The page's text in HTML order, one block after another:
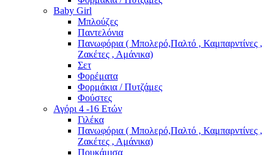
Baby Girl
Μπλούζες
Παντελόνια
Πανωφόρια ( Μπολερό,Παλτό , Καμπαρντίνες ,
Ζακέτες , Αμάνικα)
Σετ
Φορέματα
Φορμάκια / Πυτζάμες
Φούστες
Αγόρι 4 -16 Ετών
Γιλέκα
Πανωφόρια ( Μπολερό,Παλτό , Καμπαρντίνες ,
Ζακέτες , Αμάνικα)
Πουκάμισα